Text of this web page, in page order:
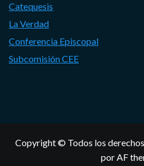
Catequesis
La Verdad
Conferencia Episcopal
Subcomisión CEE
Copyright © Todos los
por AF